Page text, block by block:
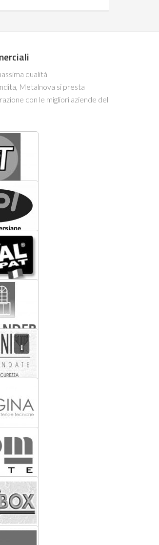
qualità
Metalnova si presta
con le migliori aziende del